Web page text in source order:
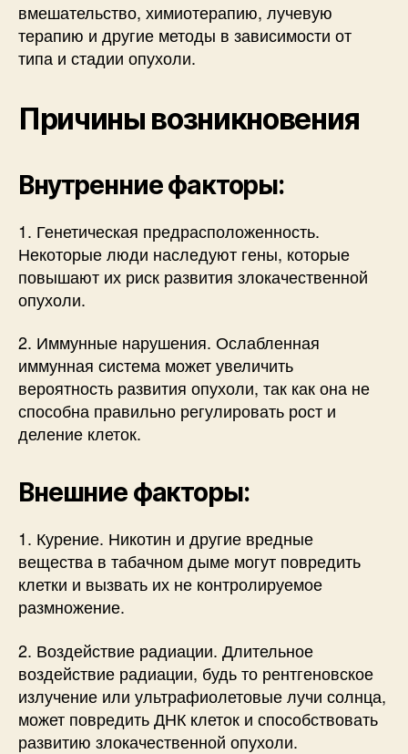
вмешательство, химиотерапию, лучевую
терапию и другие методы в зависимости от
типа и стадии опухоли.
Причины возникновения
Внутренние факторы:
1. Генетическая предрасположенность.
Некоторые люди наследуют гены, которые
повышают их риск развития злокачественной
опухоли.
2. Иммунные нарушения. Ослабленная
иммунная система может увеличить
вероятность развития опухоли, так как она не
способна правильно регулировать рост и
деление клеток.
Внешние факторы:
1. Курение. Никотин и другие вредные
вещества в табачном дыме могут повредить
клетки и вызвать их не контролируемое
размножение.
2. Воздействие радиации. Длительное
воздействие радиации, будь то рентгеновское
излучение или ультрафиолетовые лучи солнца,
может повредить ДНК клеток и способствовать
развитию злокачественной опухоли.